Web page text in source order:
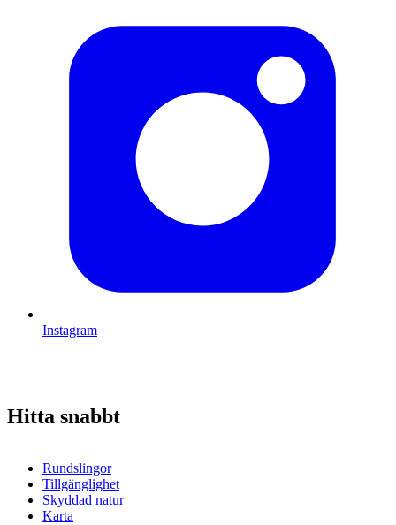
Instagram
Hitta snabbt
Rundslingor
Tillgänglighet
Skyddad natur
Karta